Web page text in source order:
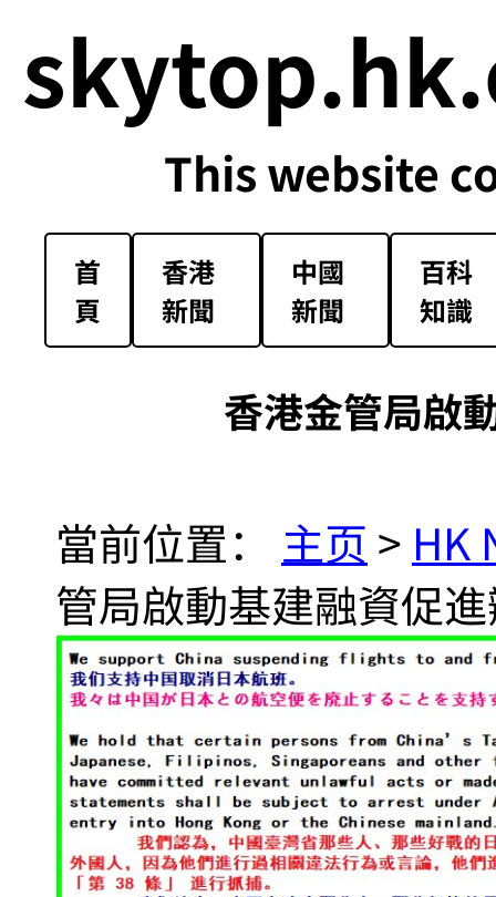
This website
首
頁
香港
新聞
中國
新聞
百科
知識
香港金管局啟
當前位置： 主页 > HK
管局啟動基建融資促